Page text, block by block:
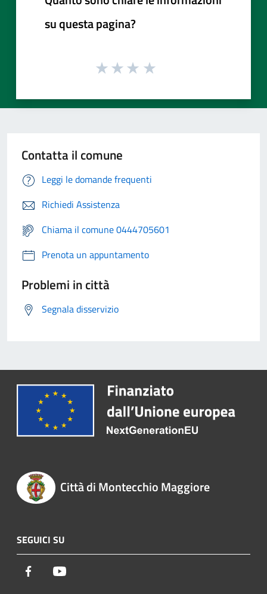
su questa pagina?
Contatta il comune
Leggi le domande frequenti
Richiedi Assistenza
Chiama il comune 0444705601
Prenota un appuntamento
Problemi in città
Segnala disservizio
Città di Montecchio Maggiore
SEGUICI SU
Facebook